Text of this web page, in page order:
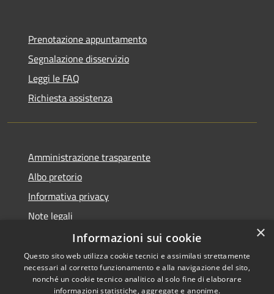
Prenotazione appuntamento
Segnalazione disservizio
Leggi le FAQ
Richiesta assistenza
Amministrazione trasparente
Albo pretorio
Informativa privacy
Note legali
Dichiarazione di accessibilità
×
Informazioni sui cookie
Questo sito web utilizza cookie tecnici e assimilati strettamente
necessari al corretto funzionamento e alla navigazione del sito,
nonché un cookie tecnico analitico al solo fine di elaborare
informazioni statistiche, aggregate e anonime.